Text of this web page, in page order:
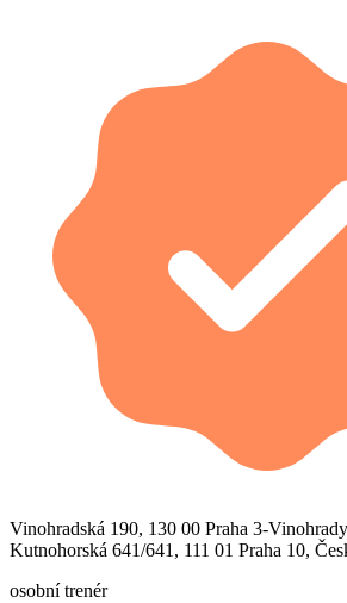
Vinohradská 190, 130 00 Praha 3-
Kutnohorská 641/641, 111 01 Praha 10,
osobní trenér